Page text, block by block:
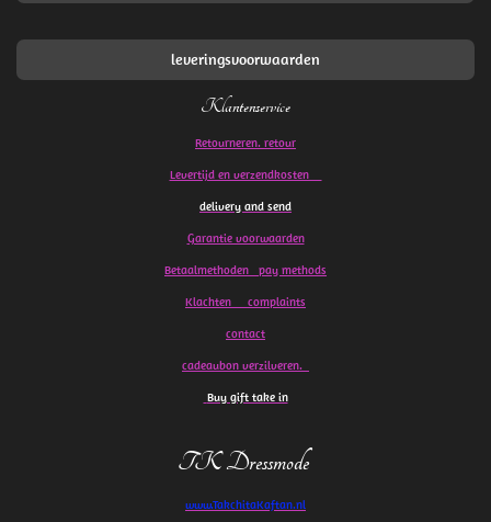
leveringsvoorwaarden
Klantenservice
Retourneren. retour
Levertijd en verzendkosten
delivery and send
Garantie voorwaarden
Betaalmethoden pay methods
Klachten complaints
contact
cadeaubon verzilveren.
Buy gift take in
TK Dressmode
www.TakchitaKaftan.nl